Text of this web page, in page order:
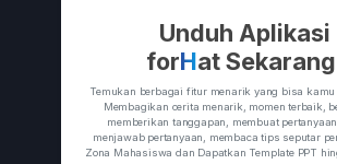
Unduh Aplikasi
forHat
Temukan berbagai fitur menarik yang bisa
Membagikan cerita menarik, momen terbaik,
memberikan tanggapan, membuat
menjawab pertanyaan, membaca tips seputar
Zona Mahasiswa dan Dapatkan Template PPT